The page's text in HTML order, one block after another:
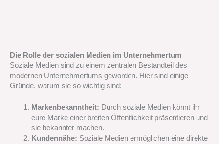
Die Rolle der sozialen Medien im Unternehmertum
Soziale Medien sind zu einem zentralen Bestandteil des
modernen Unternehmertums geworden. Hier sind einige
Gründe, warum sie so wichtig sind:
Markenbekanntheit: Durch soziale Medien könnt ihr
eure Marke einer breiten Öffentlichkeit präsentieren und
sie bekannter machen.
Kundennähe: Soziale Medien ermöglichen eine direkte